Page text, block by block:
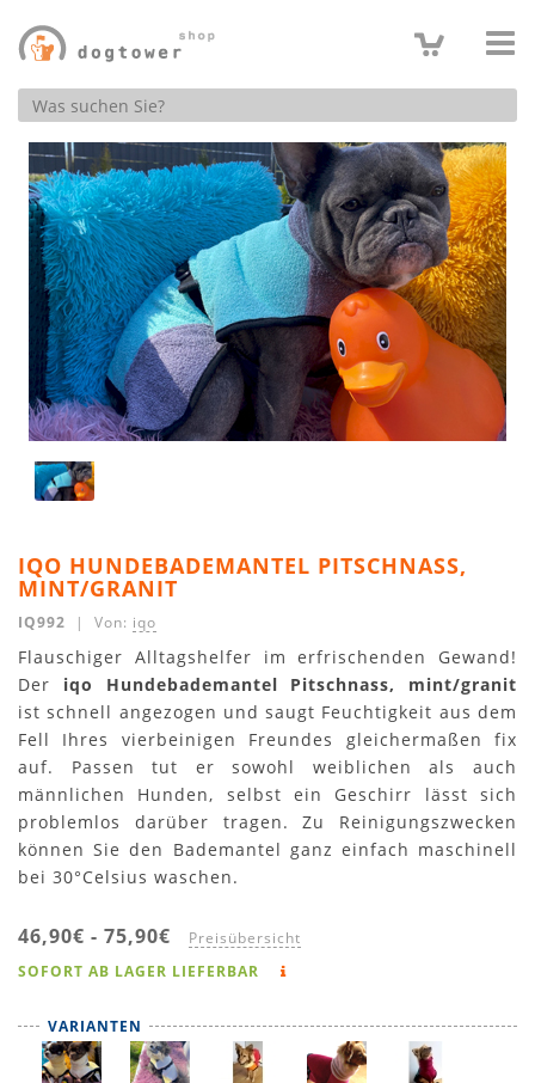
Produktsuche
IQO HUNDEBADEMANTEL PITSCHNASS,
MINT/GRANIT
IQ992 | Von: iqo
Flauschiger Alltagshelfer im erfrischenden Gewand!
Der iqo Hundebademantel Pitschnass, mint/granit
ist schnell angezogen und saugt Feuchtigkeit aus dem
Fell Ihres vierbeinigen Freundes gleichermaßen fix
auf. Passen tut er sowohl weiblichen als auch
männlichen Hunden, selbst ein Geschirr lässt sich
problemlos darüber tragen. Zu Reinigungszwecken
können Sie den Bademantel ganz einfach maschinell
bei 30°Celsius waschen.
46,90€ - 75,90€ Preisübersicht
SOFORT AB LAGER LIEFERBAR
VARIANTEN